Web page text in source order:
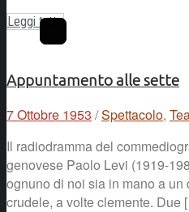
Leggi tutto
Appuntamento alle sette
7 Ottobre 1953 /Spettacolo,
Il radiodramma del
genovese Paolo Levi (1919-
ognuno di noi sia in mano a
crudele, a volte clemente. Due